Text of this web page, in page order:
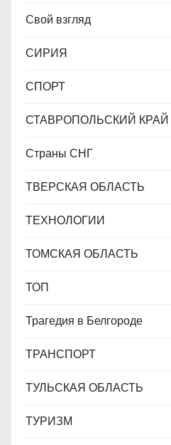
Свой взгляд
СИРИЯ
СПОРТ
СТАВРОПОЛЬСКИЙ КРАЙ
Страны СНГ
ТВЕРСКАЯ ОБЛАСТЬ
ТЕХНОЛОГИИ
ТОМСКАЯ ОБЛАСТЬ
ТОП
Трагедия в Белгороде
ТРАНСПОРТ
ТУЛЬСКАЯ ОБЛАСТЬ
ТУРИЗМ